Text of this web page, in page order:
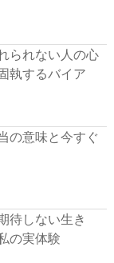
られない人の心
執するバイア
の意味と今すぐ
待しない生き
の実体験